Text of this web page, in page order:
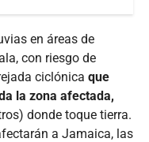
en áreas de
con riesgo de
ciclónica que
la zona afectada,
donde toque tierra.
a Jamaica, las